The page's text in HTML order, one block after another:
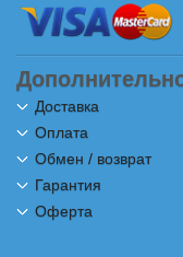
Доставка
Оплата
Обмен / возврат
Гарантия
Оферта